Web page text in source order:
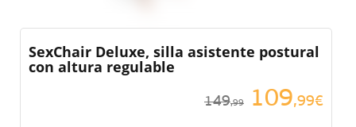
SexChair Deluxe, silla asistente postural
con altura regulable
149,99 109,99€